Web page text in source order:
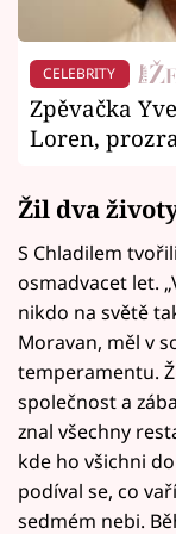
CELEBRITY
Zpěvačka
Loren,
Žil dva
S Chladilem
osmadvacet let.
nikdo na světě
Moravan, měl v
temperamentu.
společnost a
znal všechny
kde ho všichni
podíval se, co
sedmém nebi.